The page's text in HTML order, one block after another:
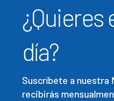
¿Quieres
día?
Suscríbete a nuestra
recibirás